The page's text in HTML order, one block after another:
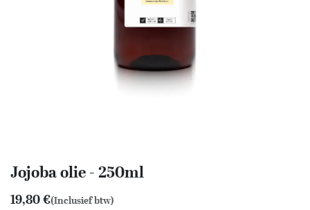
Jojoba olie - 250ml
19,80€(Inclusief btw)